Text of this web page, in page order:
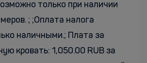
только при наличии
; ;Оплата налога
наличными.; Плата за
кровать: 1,050.00 RUB за